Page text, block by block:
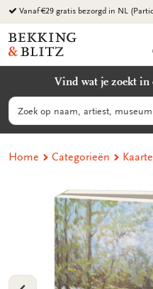
Ga
naar
content
Vanaf €29 gratis bezorgd in NL
Bekking
&
B.V.
Vind wat je zoekt in
Zoeken
Home Categorieën